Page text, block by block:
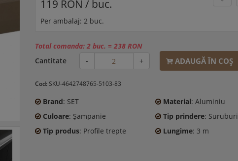
119 RON / buc.
Per ambalaj: 2 buc.
Total comanda: 2 buc. = 238 RON
Cantitate
- + ADAUGĂ ÎN COŞ
Cod:SKU-4642748765-5103-83
Brand: SET Material: Aluminiu
Culoare: Şampanie Tip prindere: Suruburi
Tip produs: Profile trepte Lungime: 3 m